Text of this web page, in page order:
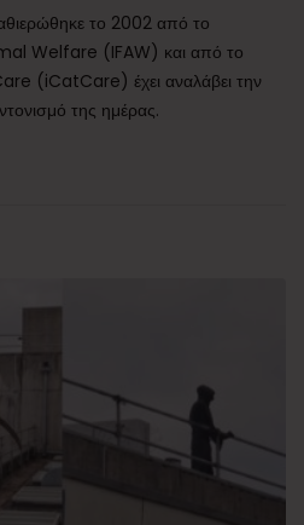
το 2002 από το
Welfare (IFAW) και από το
(iCatCare) έχει αναλάβει την
της ημέρας.